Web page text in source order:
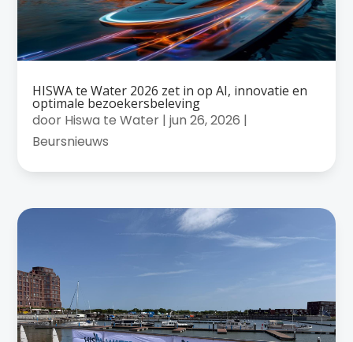
HISWA te Water 2026 zet in op AI, innovatie en
optimale bezoekersbeleving
door Hiswa te Water |jun 26, 2026 |
Beursnieuws